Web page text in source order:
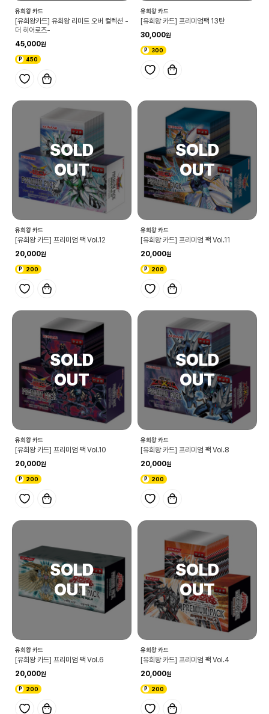
유희왕 카드
[유희왕카드] 유희왕 리미트 오버 컬렉션 -
더 히어로즈-
45,000
450
유희왕 카드
[유희왕 카드] 프리미엄팩 13탄
30,000
300
유희왕 카드
[유희왕 카드] 프리미엄 팩 Vol.12
20,000
200
유희왕 카드
[유희왕 카드] 프리미엄 팩 Vol.11
20,000
200
유희왕 카드
[유희왕 카드] 프리미엄 팩 Vol.10
20,000
200
유희왕 카드
[유희왕 카드] 프리미엄 팩 Vol.8
20,000
200
유희왕 카드
[유희왕 카드] 프리미엄 팩 Vol.6
20,000
200
유희왕 카드
[유희왕 카드] 프리미엄 팩 Vol.4
20,000
200